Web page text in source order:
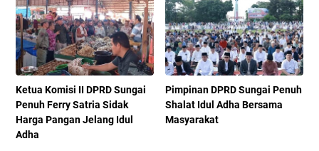
Ketua Komisi II DPRD Sungai
Penuh Ferry Satria Sidak
Harga Pangan Jelang Idul
Adha
Pimpinan DPRD Sungai Penuh
Shalat Idul Adha Bersama
Masyarakat